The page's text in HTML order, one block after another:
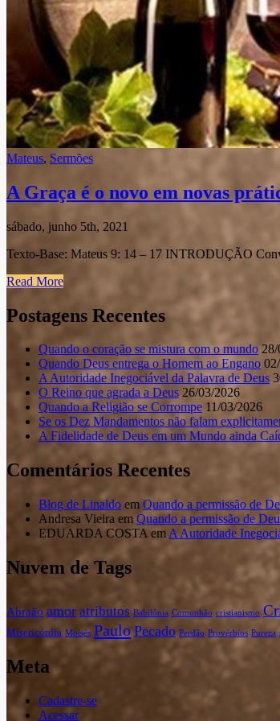
Mateus, Sermões
A Graça é o novo em novas
sábado, junho 5th, 2021
Texto-Base: Mateus 9: 14 – 17 INTRODUÇÃO
Read More
Postagens Recentes
Quando o coração se mistura com o mundo 28/
Quando Deus entrega o Homem ao Engano
A Autoridade Inegociável da Palavra de Deus
O Reino que agrada a Deus 26/03/2026
Quando a Religião se Corrompe 11/03/2026
Se os Dez Mandamentos não falam
A Fidelidade de Deus em um Mundo ainda
Comentários Recentes
Blog de Linaldo em Quando a permissão de
Andresa Vieira em Quando a permissão de
EDUARDA COSTA em A Autoridade
Nuvem de Tags
Abraão amor atributos Babilônia Comunhão cristianismo
Misericórdia Moisés Paulo Pecado Perdão Provérbios Pureza
Meta
Cadastre-se
Acessar